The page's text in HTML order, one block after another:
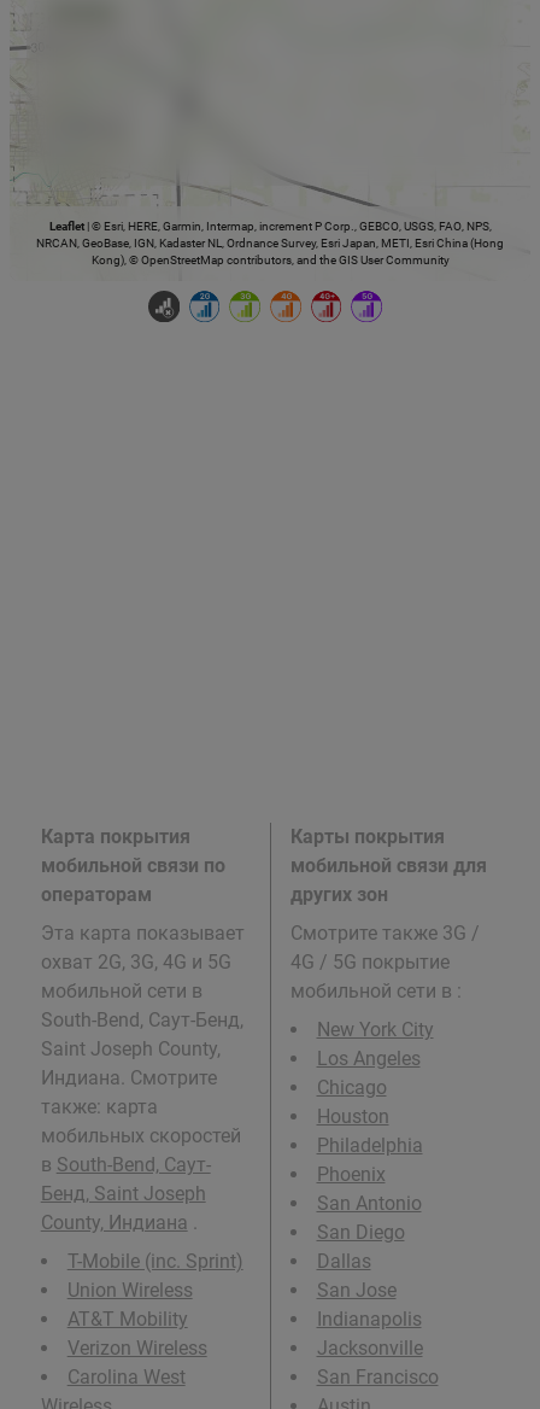
Leaflet |© Esri, HERE, Garmin, Intermap, increment P Corp., GEBCO, USGS, FAO, NPS,
NRCAN, GeoBase, IGN, Kadaster NL, Ordnance Survey, Esri Japan, METI, Esri China (Hong
Kong), © OpenStreetMap contributors, and the GIS User Community
Карта покрытия
мобильной связи по
операторам
Эта карта показывает
охват 2G, 3G, 4G и 5G
мобильной сети в
South-Bend, Саут-Бенд,
Saint Joseph County,
Индиана. Смотрите
также: карта
мобильных скоростей
в South-Bend, Саут-
Бенд, Saint Joseph
County, Индиана .
T-Mobile (inc. Sprint)
Union Wireless
AT&T Mobility
Verizon Wireless
Carolina West
Карты покрытия
мобильной связи для
других зон
Смотрите также 3G /
4G / 5G покрытие
мобильной сети в :
New York City
Los Angeles
Chicago
Houston
Philadelphia
Phoenix
San Antonio
San Diego
Dallas
San Jose
Indianapolis
Jacksonville
San Francisco